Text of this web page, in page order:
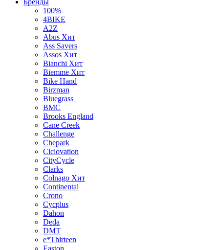
Бренды
100%
4BIKE
A2Z
Abus Хит
Ass Savers
Assos Хит
Bianchi Хит
Biemme Хит
Bike Hand
Birzman
Bluegrass
BMC
Brooks England
Cane Creek
Challenge
Chepark
Ciclovation
CityCycle
Clarks
Colnago Хит
Continental
Crono
Cycplus
Dahon
Deda
DMT
e*Thirteen
Easton